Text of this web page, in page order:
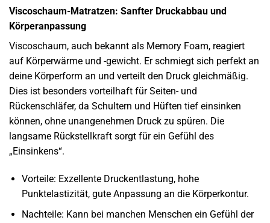
Viscoschaum-Matratzen: Sanfter Druckabbau und
Körperanpassung
Viscoschaum, auch bekannt als Memory Foam, reagiert
auf Körperwärme und -gewicht. Er schmiegt sich perfekt an
deine Körperform an und verteilt den Druck gleichmäßig.
Dies ist besonders vorteilhaft für Seiten- und
Rückenschläfer, da Schultern und Hüften tief einsinken
können, ohne unangenehmen Druck zu spüren. Die
langsame Rückstellkraft sorgt für ein Gefühl des
„Einsinkens“.
Vorteile: Exzellente Druckentlastung, hohe
Punktelastizität, gute Anpassung an die Körperkontur.
Nachteile: Kann bei manchen Menschen ein Gefühl der